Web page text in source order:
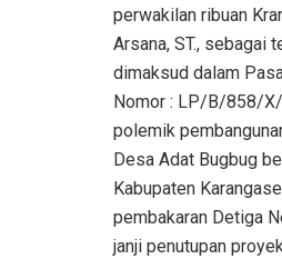
perwakilan ribuan
Arsana, ST., sebagai
dimaksud dalam
Nomor : LP/B/858/
polemik
Desa Adat Bugbug
Kabupaten
pembakaran Detiga
janji penutupan